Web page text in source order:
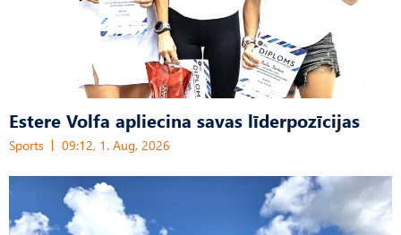
Estere Volfa apliecina savas līderpozīcijas
Sports 09:12, 1. Aug, 2026